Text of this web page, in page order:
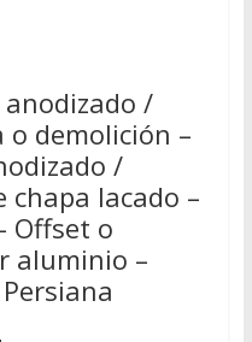
anodizado /
demolición –
/
chapa lacado –
Offset o
aluminio –